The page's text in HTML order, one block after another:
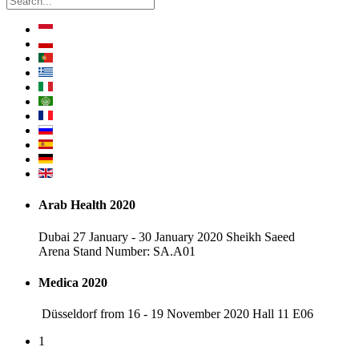
Arab Health 2020
Dubai 27 January - 30 January 2020 Sheikh Saeed
Arena Stand Number: SA.A01
Medica 2020
Düsseldorf from 16 - 19 November 2020 Hall 11 E06
1